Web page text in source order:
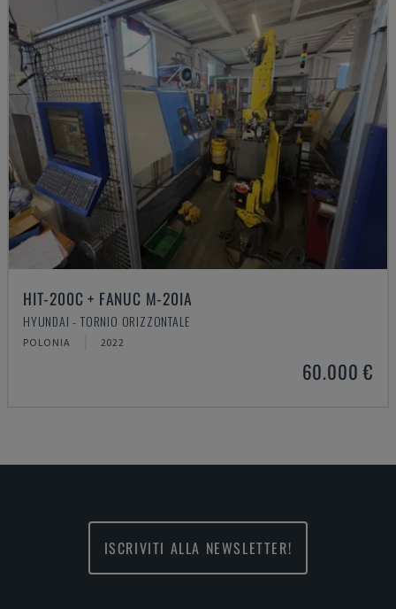
HIT-200C + FANUC M-20IA
HYUNDAI - TORNIO ORIZZONTALE
POLONIA 2022
60.000 €
ISCRIVITI ALLA NEWSLETTER!